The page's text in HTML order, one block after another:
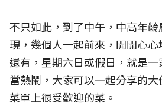
不只如此，到了中午，中高年
現，幾個人一起前來，開開心心
還有，星期六日或假日，就是
當熱鬧，大家可以一起分享的
菜單上很受歡迎的菜。